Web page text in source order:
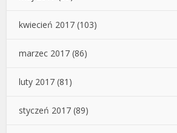
kwiecień 2017 (103)
marzec 2017 (86)
luty 2017 (81)
styczeń 2017 (89)